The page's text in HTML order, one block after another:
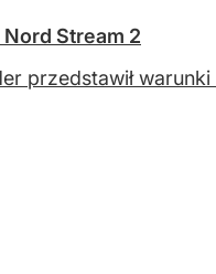
Stream 2
przedstawił